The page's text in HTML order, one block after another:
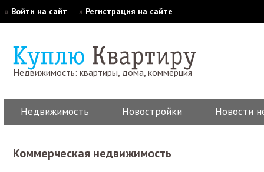
» Войти на сайт » Регистрация на сайте
Недвижимость: квартиры, дома, коммерция
Недвижимость Новостройки Новости
Коммерческая недвижимость